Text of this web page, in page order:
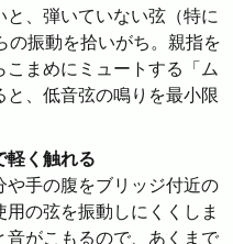
、弾いていない弦（特に
の振動を拾いがち。親指を
まめにミュートする「ム
、低音弦の鳴りを最小限
軽く触れる
や手の腹をブリッジ付近の
の弦を振動しにくくしま
がこもるので、あくまで